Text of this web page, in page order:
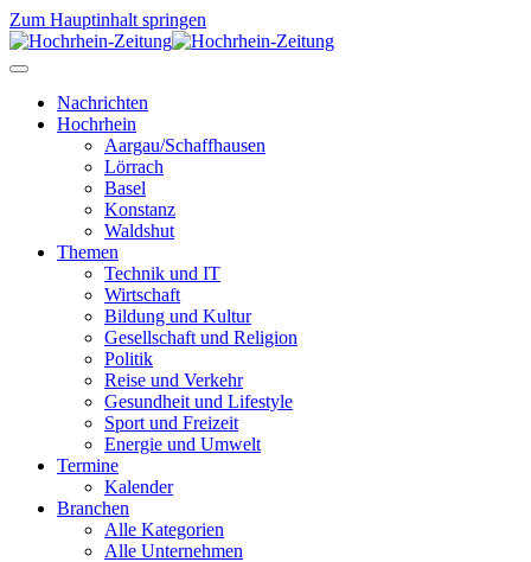
Zum Hauptinhalt springen
Nachrichten
Hochrhein
Aargau/Schaffhausen
Lörrach
Basel
Konstanz
Waldshut
Themen
Technik und IT
Wirtschaft
Bildung und Kultur
Gesellschaft und Religion
Politik
Reise und Verkehr
Gesundheit und Lifestyle
Sport und Freizeit
Energie und Umwelt
Termine
Kalender
Branchen
Alle Kategorien
Alle Unternehmen